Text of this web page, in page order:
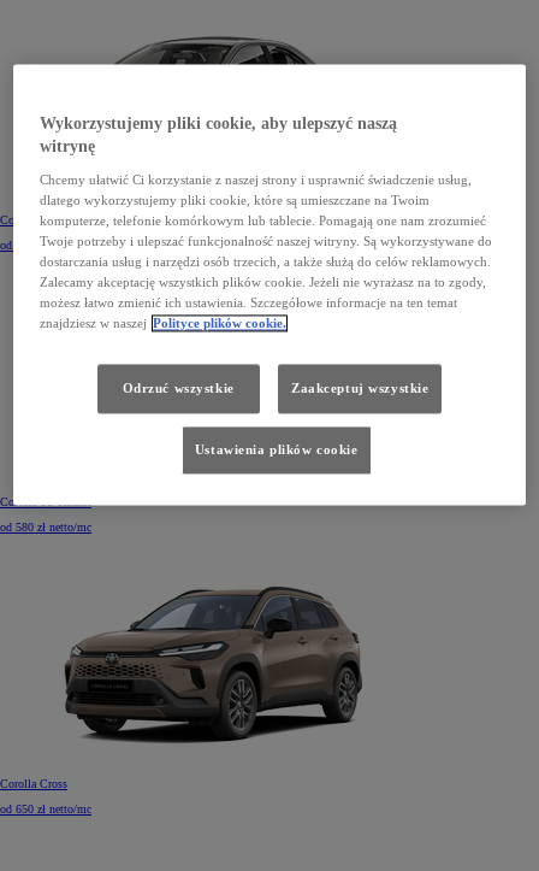
Corolla Sedan
od 541 zł netto/mc
Corolla TS Kombi
od 580 zł netto/mc
Corolla Cross
od 650 zł netto/mc
Wykorzystujemy pliki cookie, aby ulepszyć naszą
witrynę
Chcemy ułatwić Ci korzystanie z naszej strony i usprawnić świadczenie usług,
dlatego wykorzystujemy pliki cookie, które są umieszczane na Twoim
komputerze, telefonie komórkowym lub tablecie. Pomagają one nam zrozumieć
Twoje potrzeby i ulepszać funkcjonalność naszej witryny. Są wykorzystywane do
dostarczania usług i narzędzi osób trzecich, a także służą do celów reklamowych.
Zalecamy akceptację wszystkich plików cookie. Jeżeli nie wyrażasz na to zgody,
możesz łatwo zmienić ich ustawienia. Szczegółowe informacje na ten temat
znajdziesz w naszej Polityce plików cookie.
Odrzuć wszystkie Zaakceptuj wszystkie
Ustawienia plików cookie